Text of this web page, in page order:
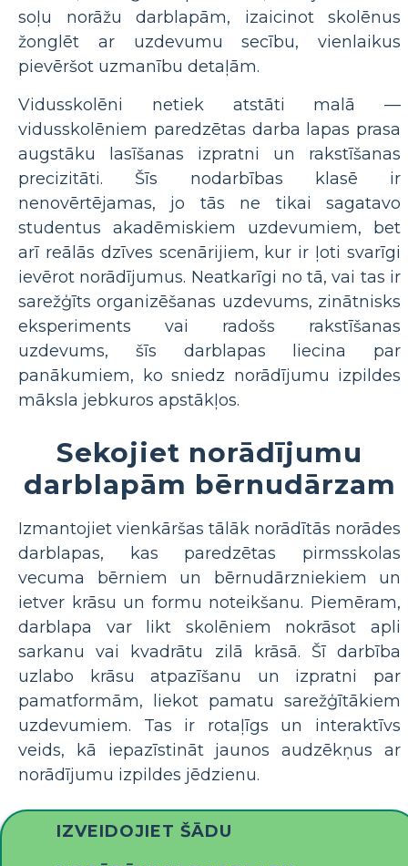
soļu norāžu darblapām, izaicinot skolēnus
žonglēt ar uzdevumu secību, vienlaikus
pievēršot uzmanību detaļām.
Vidusskolēni netiek atstāti malā —
vidusskolēniem paredzētas darba lapas prasa
augstāku lasīšanas izpratni un rakstīšanas
precizitāti. Šīs nodarbības klasē ir
nenovērtējamas, jo tās ne tikai sagatavo
studentus akadēmiskiem uzdevumiem, bet
arī reālās dzīves scenārijiem, kur ir ļoti svarīgi
ievērot norādījumus. Neatkarīgi no tā, vai tas ir
sarežģīts organizēšanas uzdevums, zinātnisks
eksperiments vai radošs rakstīšanas
uzdevums, šīs darblapas liecina par
panākumiem, ko sniedz norādījumu izpildes
māksla jebkuros apstākļos.
Sekojiet norādījumu
darblapām bērnudārzam
Izmantojiet vienkāršas tālāk norādītās norādes
darblapas, kas paredzētas pirmsskolas
vecuma bērniem un bērnudārzniekiem un
ietver krāsu un formu noteikšanu. Piemēram,
darblapa var likt skolēniem nokrāsot apli
sarkanu vai kvadrātu zilā krāsā. Šī darbība
uzlabo krāsu atpazīšanu un izpratni par
pamatformām, liekot pamatu sarežģītākiem
uzdevumiem. Tas ir rotaļīgs un interaktīvs
veids, kā iepazīstināt jaunos audzēkņus ar
norādījumu izpildes jēdzienu.
IZVEIDOJIET ŠĀDU